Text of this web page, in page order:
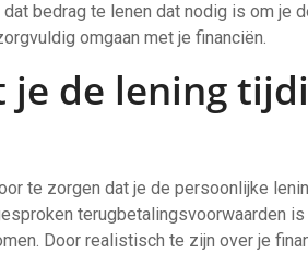
bedrag te lenen dat nodig is om je
omgaan met je financiën.
je de lening
te zorgen dat je de persoonlijke
terugbetalingsvoorwaarden
Door realistisch te zijn over je